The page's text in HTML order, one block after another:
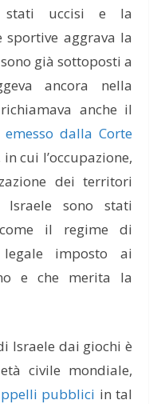
stati uccisi e la
aggrava la
già sottoposti a
ancora nella
anche il
dalla Corte
in cui l’occupazione,
dei territori
sono stati
il regime di
legale imposto ai
e che merita la
Israele dai giochi è
civile mondiale,
pubblici in tal